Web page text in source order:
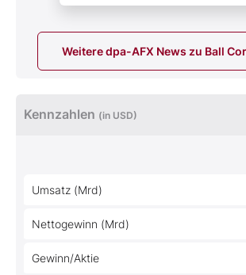
Weitere dpa-AFX News zu Ball
Kennzahlen (in USD)
Umsatz (Mrd)
Nettogewinn (Mrd)
Gewinn/Aktie